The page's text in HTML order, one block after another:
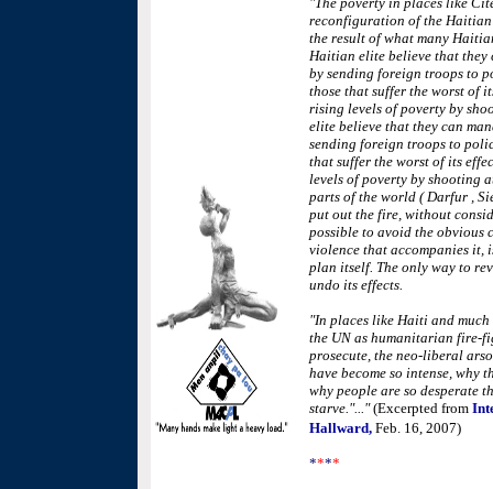
reconfiguration of the Haitian
the result of what many
Haitian elite believe that they
by sending foreign troops to
those that suffer the worst of
rising levels of poverty by
elite believe that they can
sending foreign troops to
that suffer the worst of its
levels of poverty by shooting
parts of the world ( Darfur ,
put out the fire, without
possible to avoid the obvious
violence that accompanies it,
plan itself. The only way to
undo its effects.
"In places like Haiti and
the UN as humanitarian fire-
prosecute, the neo-liberal
have become so intense, why
why people are so desperate
starve."..."(Excerpted from
Hallward, Feb. 16, 2007)
****